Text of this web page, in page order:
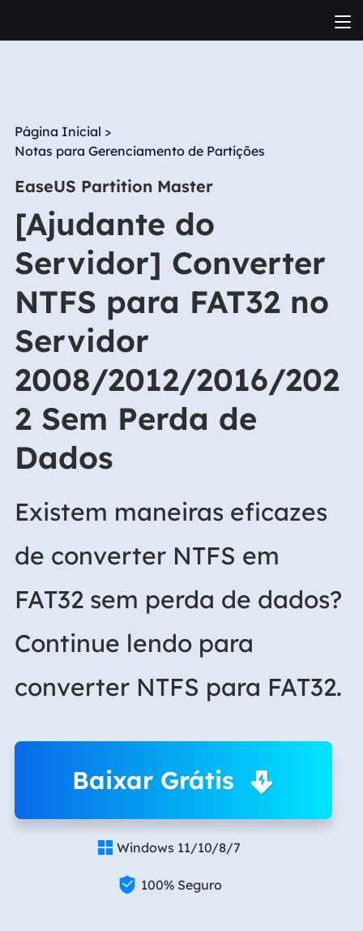
Página Inicial >
Notas para Gerenciamento de Partições
EaseUS Partition Master
[Ajudante do
Servidor] Converter
NTFS para FAT32 no
Servidor
2008/2012/2016/202
2 Sem Perda de
Dados
Existem maneiras eficazes
de converter NTFS em
FAT32 sem perda de dados?
Continue lendo para
converter NTFS para FAT32.
Baixar Grátis
 Windows 11/10/8/7
 100% Seguro